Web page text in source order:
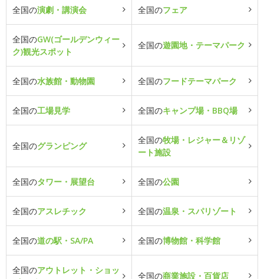
全国の演劇・講演会 全国のフェア
全国のGW(ゴールデンウィー
ク)観光スポット
全国の遊園地・テーマパーク
全国の水族館・動物園 全国のフードテーマパーク
全国の工場見学 全国のキャンプ場・BBQ場
全国のグランピング
全国の牧場・レジャー＆リゾ
ート施設
全国のタワー・展望台 全国の公園
全国のアスレチック 全国の温泉・スパリゾート
全国の道の駅・SA/PA 全国の博物館・科学館
全国のアウトレット・ショッ
全国の商業施設・百貨店